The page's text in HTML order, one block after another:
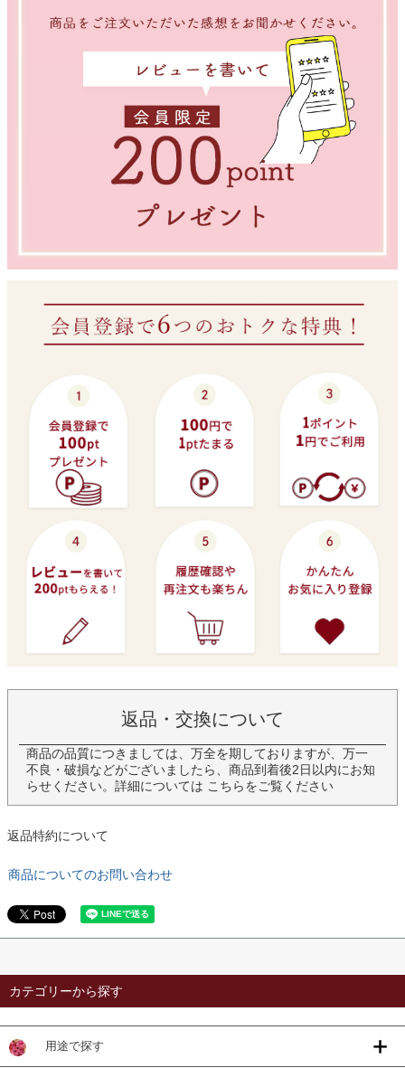
返品・交換について
商品の品質につきましては、万全を期しておりますが、万一
不良・破損などがございましたら、商品到着後2日以内にお知
らせください。詳細については こちらをご覧ください
返品特約について
商品についてのお問い合わせ
カテゴリーから探す
用途で探す